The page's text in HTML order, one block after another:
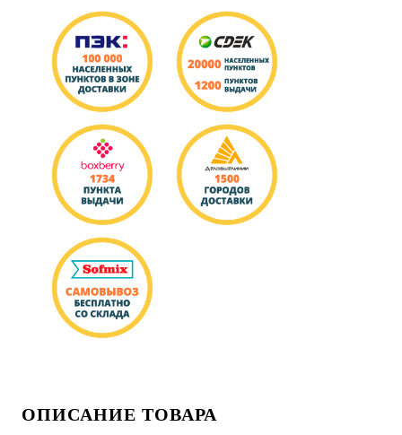
ОПИСАНИЕ ТОВАРА